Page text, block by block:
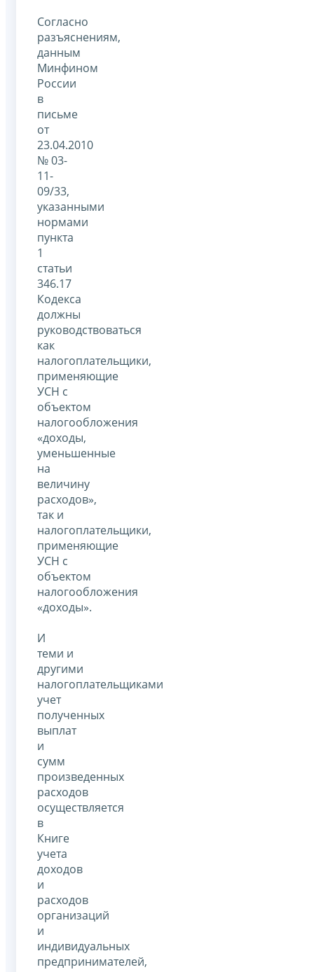
Согласно
разъяснениям,
данным
Минфином
России
в
письме
от
23.04.2010
№ 03-
11-
09/33,
указанными
нормами
пункта
1
статьи
346.17
Кодекса
должны
руководствоваться
как
налогоплательщики,
применяющие
УСН с
объектом
налогообложения
«доходы,
уменьшенные
на
величину
расходов»,
так и
налогоплательщики,
применяющие
УСН с
объектом
налогообложения
«доходы».
И
теми и
другими
налогоплательщиками
учет
полученных
выплат
и
сумм
произведенных
расходов
осуществляется
в
Книге
учета
доходов
и
расходов
организаций
и
индивидуальных
предпринимателей,